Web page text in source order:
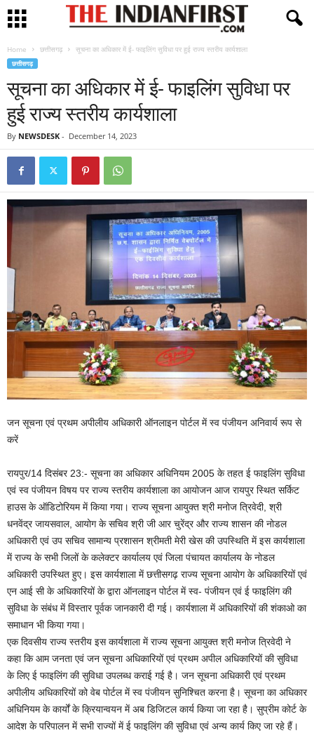
Home छत्तीसगढ़ सूचना का अधिकार में ई- फाइलिंग सुविधा पर हुई राज्य स्तरीय कार्यशाला
छत्तीसगढ़
सूचना का अधिकार में ई- फाइलिंग सुविधा पर
हुई राज्य स्तरीय कार्यशाला
By NEWSDESK - December 14, 2023
जन सूचना एवं प्रथम अपीलीय अधिकारी ऑनलाइन पोर्टल में स्व पंजीयन अनिवार्य रूप से
करें
रायपुर/14 दिसंबर 23:- सूचना का अधिकार अधिनियम 2005 के तहत ई फाइलिंग सुविधा
एवं स्व पंजीयन विषय पर राज्य स्तरीय कार्यशाला का आयोजन आज रायपुर स्थित सर्किट
हाउस के ऑडिटोरियम में किया गया। राज्य सूचना आयुक्त श्री मनोज त्रिवेदी, श्री
धनवेंद्र जायसवाल, आयोग के सचिव श्री जी आर चुरेंद्र और राज्य शासन की नोडल
अधिकारी एवं उप सचिव सामान्य प्रशासन श्रीमती मेरी खेस की उपस्थिति में इस कार्यशाला
में राज्य के सभी जिलों के कलेक्टर कार्यालय एवं जिला पंचायत कार्यालय के नोडल
अधिकारी उपस्थित हुए। इस कार्यशाला में छत्तीसगढ़ राज्य सूचना आयोग के अधिकारियों एवं
एन आई सी के अधिकारियों के द्वारा ऑनलाइन पोर्टल में स्व- पंजीयन एवं ई फाइलिंग की
सुविधा के संबंध में विस्तार पूर्वक जानकारी दी गई। कार्यशाला में अधिकारियों की शंकाओ का
समाधान भी किया गया।
एक दिवसीय राज्य स्तरीय इस कार्यशाला में राज्य सूचना आयुक्त श्री मनोज त्रिवेदी ने
कहा कि आम जनता एवं जन सूचना अधिकारियों एवं प्रथम अपील अधिकारियों की सुविधा
के लिए ई फाइलिंग की सुविधा उपलब्ध कराई गई है। जन सूचना अधिकारी एवं प्रथम
अपीलीय अधिकारियों को वेब पोर्टल में स्व पंजीयन सुनिश्चित करना है। सूचना का अधिकार
अधिनियम के कार्यों के क्रियान्वयन में अब डिजिटल कार्य किया जा रहा है। सुप्रीम कोर्ट के
आदेश के परिपालन में सभी राज्यों में ई फाइलिंग की सुविधा एवं अन्य कार्य किए जा रहे हैं।